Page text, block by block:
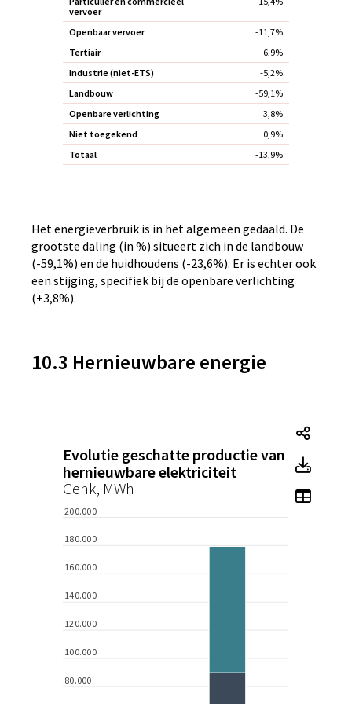
vervoer
Openbaar vervoer
-11,7%
Tertiair
-6,9%
Industrie (niet-ETS)
-5,2%
Landbouw
-59,1%
Openbare verlichting
3,8%
Niet toegekend
0,9%
Totaal
-13,9%
Het energieverbruik is in het algemeen gedaald. De
grootste daling (in %) situeert zich in de landbouw
(-59,1%) en de huidhoudens (-23,6%). Er is echter ook
een stijging, specifiek bij de openbare verlichting
(+3,8%).
10.3 Hernieuwbare energie
Evolutie geschatte productie van
hernieuwbare elektriciteit
Genk, MWh
Toon